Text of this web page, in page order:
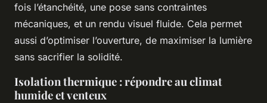
fois l’étanchéité, une pose sans contraintes
mécaniques, et un rendu visuel fluide. Cela permet
aussi d’optimiser l’ouverture, de maximiser la lumière
sans sacrifier la solidité.
Isolation thermique : répondre au climat
humide et venteux